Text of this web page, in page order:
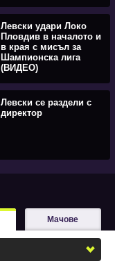
Левски удари Локо
Пловдив в началото и
в края с мисъл за
Шампионска лига
(ВИДЕО)
Левски се раздели с
директор
Мачове